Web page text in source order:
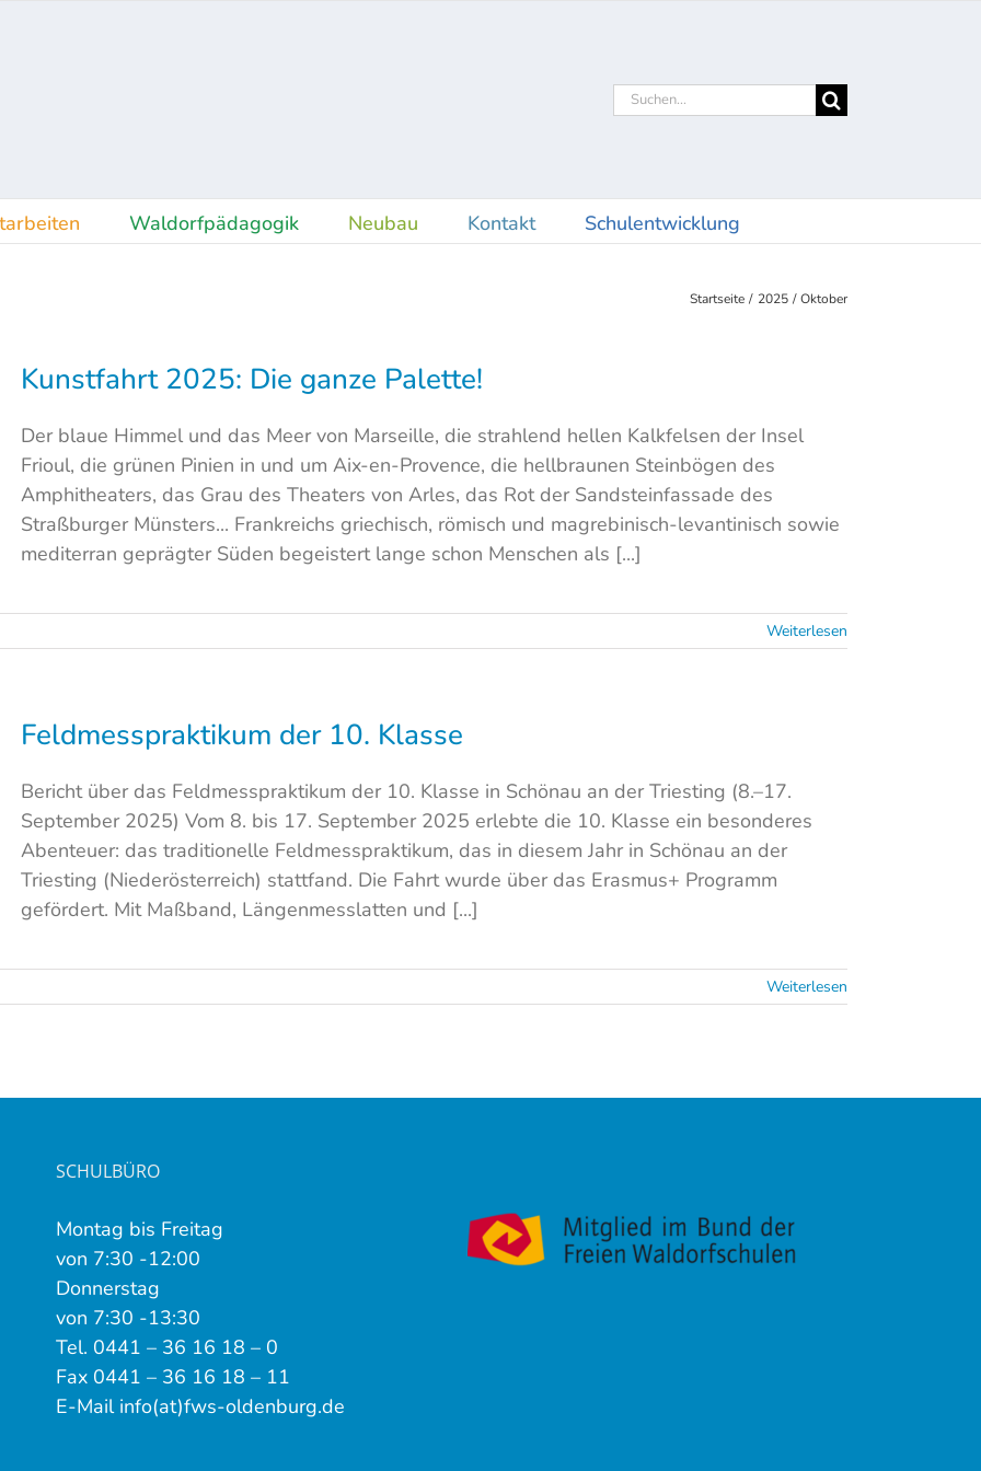
Suche
Waldorfpädagogik Neubau Kontakt Schulentwicklung
Startseite 2025 Oktober
Kunstfahrt 2025: Die ganze Palette!
Der blaue Himmel und das Meer von Marseille, die strahlend hellen Kalkfelsen der Insel
Frioul, die grünen Pinien in und um Aix-en-Provence, die hellbraunen Steinbögen des
Amphitheaters, das Grau des Theaters von Arles, das Rot der Sandsteinfassade des
Straßburger Münsters... Frankreichs griechisch, römisch und magrebinisch-levantinisch sowie
mediterran geprägter Süden begeistert lange schon Menschen als [...]
Weiterlesen
Feldmesspraktikum der 10. Klasse
Bericht über das Feldmesspraktikum der 10. Klasse in Schönau an der Triesting (8.–17.
September 2025) Vom 8. bis 17. September 2025 erlebte die 10. Klasse ein besonderes
Abenteuer: das traditionelle Feldmesspraktikum, das in diesem Jahr in Schönau an der
Triesting (Niederösterreich) stattfand. Die Fahrt wurde über das Erasmus+ Programm
gefördert. Mit Maßband, Längenmesslatten und [...]
Weiterlesen
SCHULBÜRO
Montag bis Freitag
von 7:30 -12:00
Donnerstag
von 7:30 -13:30
Tel. 0441 – 36 16 18 – 0
Fax 0441 – 36 16 18 – 11
E-Mail info(at)fws-oldenburg.de